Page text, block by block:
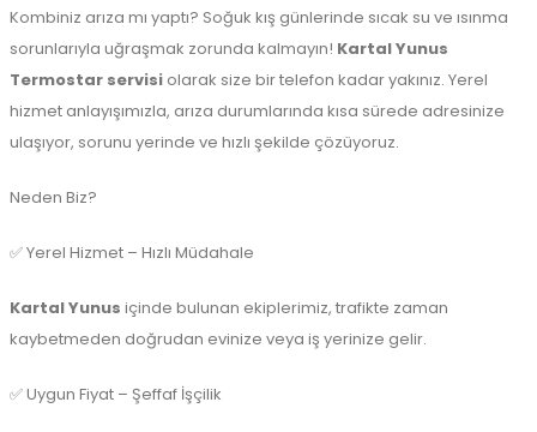
Kombiniz arıza mı yaptı? Soğuk kış günlerinde sıcak su ve ısınma
sorunlarıyla uğraşmak zorunda kalmayın! Kartal Yunus
Termostar servisi olarak size bir telefon kadar yakınız. Yerel
hizmet anlayışımızla, arıza durumlarında kısa sürede adresinize
ulaşıyor, sorunu yerinde ve hızlı şekilde çözüyoruz.
Neden Biz?
✅ Yerel Hizmet – Hızlı Müdahale
Kartal Yunus içinde bulunan ekiplerimiz, trafikte zaman
kaybetmeden doğrudan evinize veya iş yerinize gelir.
✅ Uygun Fiyat – Şeffaf İşçilik